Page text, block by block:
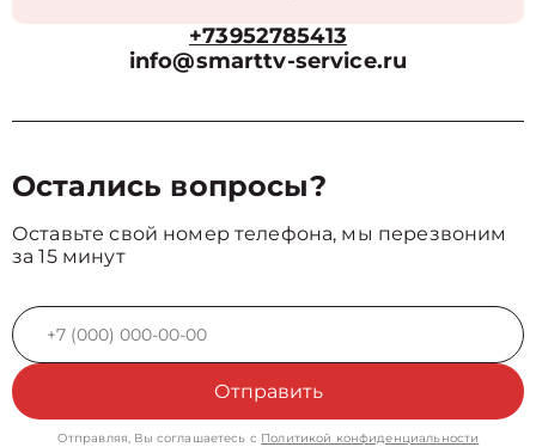
+73952785413
info@smarttv-service.ru
Остались вопросы?
Оставьте свой номер телефона, мы перезвоним
за 15 минут
Отправить
Отправляя, Вы соглашаетесь с Политикой конфиденциальности